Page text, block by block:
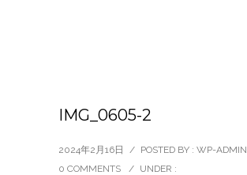
IMG_0605-2
2024年2月16日 / POSTED BY : WP-ADMIN
0 COMMENTS
/ UNDER :